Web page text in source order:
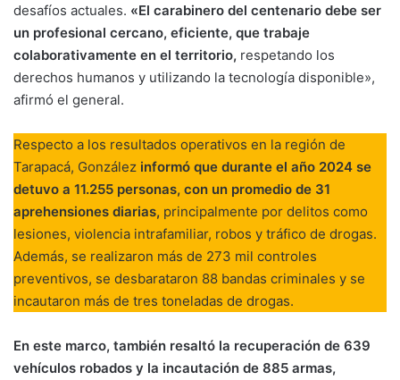
desafíos actuales. «El carabinero del centenario debe ser
un profesional cercano, eficiente, que trabaje
colaborativamente en el territorio, respetando los
derechos humanos y utilizando la tecnología disponible»,
afirmó el general.
Respecto a los resultados operativos en la región de
Tarapacá, González informó que durante el año 2024 se
detuvo a 11.255 personas, con un promedio de 31
aprehensiones diarias, principalmente por delitos como
lesiones, violencia intrafamiliar, robos y tráfico de drogas.
Además, se realizaron más de 273 mil controles
preventivos, se desbarataron 88 bandas criminales y se
incautaron más de tres toneladas de drogas.
En este marco, también resaltó la recuperación de 639
vehículos robados y la incautación de 885 armas,